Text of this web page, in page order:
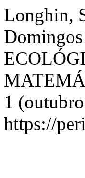
Longhin,
1
https://